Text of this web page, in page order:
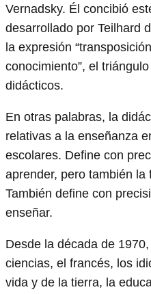
Vernadsky. Él concibió
desarrollado por Teilhard
la expresión
conocimiento”, el
didácticos.
En otras palabras, la
relativas a la enseñanza
escolares. Define con
aprender, pero también la
También define con
enseñar.
Desde la década de
ciencias, el francés, los
vida y de la tierra, la